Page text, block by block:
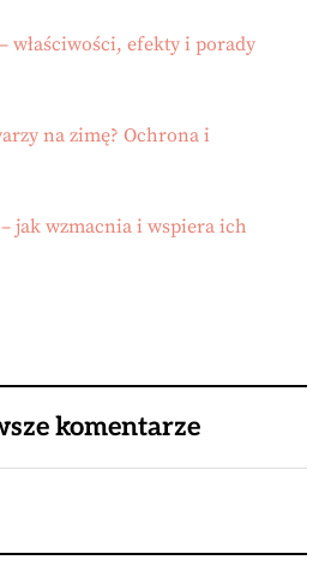
właściwości, efekty i porady
na zimę? Ochrona i
jak wzmacnia i wspiera ich
komentarze